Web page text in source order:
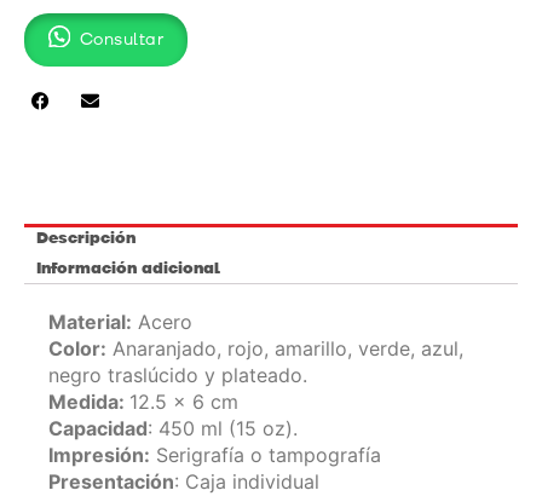
/
FXA-
10
cantidad
Consultar
Descripción
Información adicional
Material: Acero
Color: Anaranjado, rojo, amarillo, verde, azul,
negro traslúcido y plateado.
Medida: 12.5 x 6 cm
Capacidad: 450 ml (15 oz).
Impresión: Serigrafía o tampografía
Presentación: Caja individual